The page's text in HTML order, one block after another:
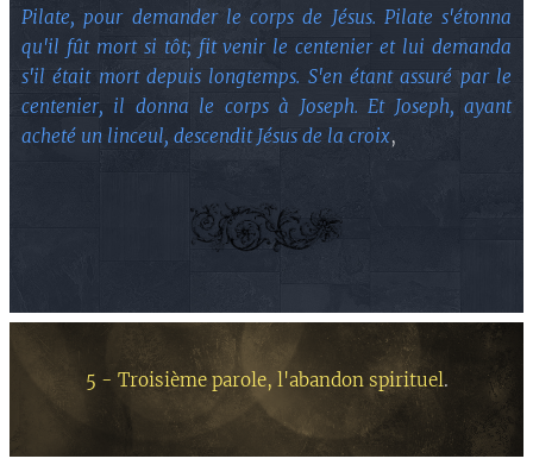
Pilate, pour demander le corps de Jésus. Pilate s'étonna
qu'il fût mort si tôt; fit venir le centenier et lui demanda
s'il était mort depuis longtemps. S'en étant assuré par le
centenier, il donna le corps à Joseph. Et Joseph, ayant
acheté un linceul, descendit Jésus de la croix,
5 - Troisième parole, l'abandon spirituel.